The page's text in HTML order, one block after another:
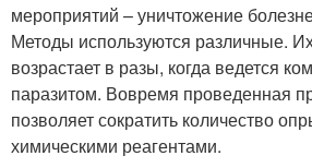
мероприятий – уничтожение
Методы используются различные.
возрастает в разы, когда ведется
паразитом. Вовремя проведенная
позволяет сократить количество
химическими реагентами.